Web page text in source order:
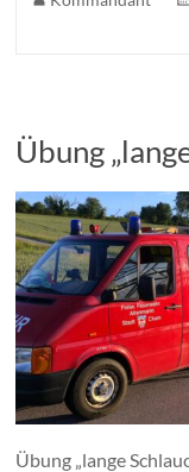
Übung
Übung „lange